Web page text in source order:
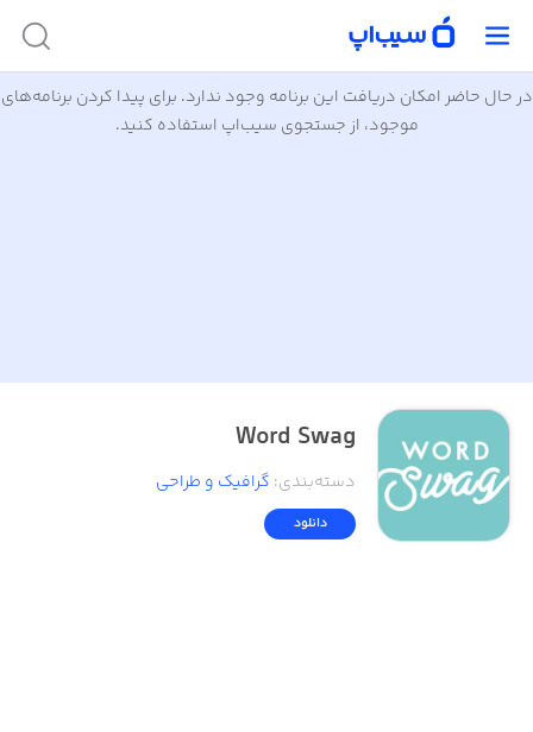
در حال حاضر امکان دریافت این برنامه وجود ندارد. برای پیدا کردن برنامه‌های
موجود، از جستجوی سیب‌اپ استفاده کنید.
Word Swag
دسته‌بندی: گرافیک و طراحی
دانلود